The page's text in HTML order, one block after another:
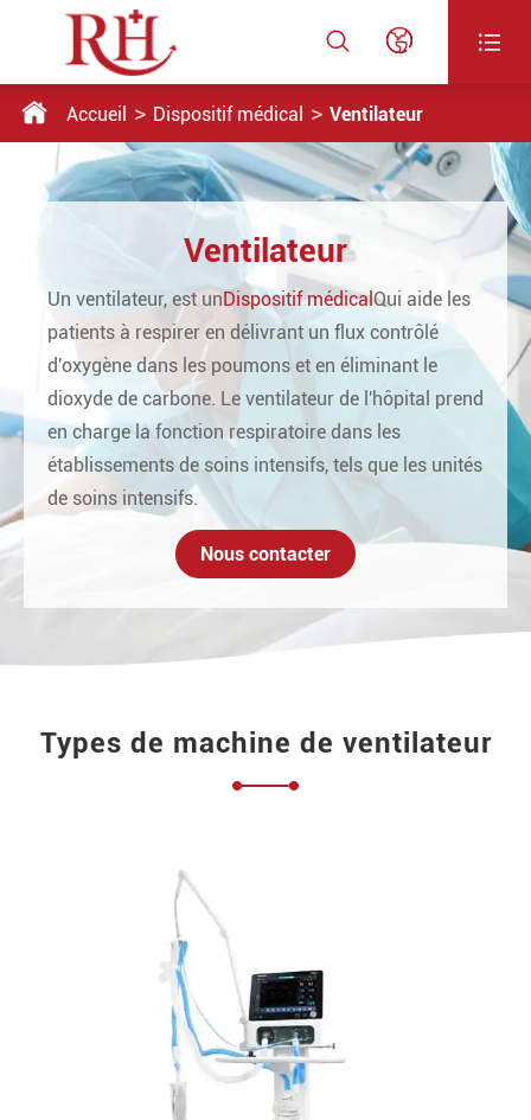
  
 Accueil Dispositif médical Ventilateur
Ventilateur
Un ventilateur, est unDispositif médicalQui aide les
patients à respirer en délivrant un flux contrôlé
d'oxygène dans les poumons et en éliminant le
dioxyde de carbone. Le ventilateur de l'hôpital prend
en charge la fonction respiratoire dans les
établissements de soins intensifs, tels que les unités
de soins intensifs.
Nous contacter
Types de machine de ventilateur